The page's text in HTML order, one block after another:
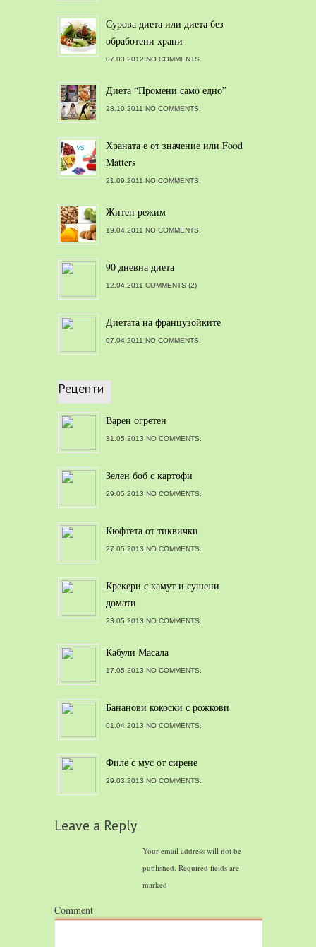
Сурова диета или диета без
обработени храни
07.03.2012 NO COMMENTS.
Диета “Промени само едно”
28.10.2011 NO COMMENTS.
Храната е от значение или Food
Matters
21.09.2011 NO COMMENTS.
Житен режим
19.04.2011 NO COMMENTS.
90 дневна диета
12.04.2011 COMMENTS (2)
Диетата на французойките
07.04.2011 NO COMMENTS.
Рецепти
Варен огретен
31.05.2013 NO COMMENTS.
Зелен боб с картофи
29.05.2013 NO COMMENTS.
Кюфтета от тиквички
27.05.2013 NO COMMENTS.
Крекери с камут и сушени
домати
23.05.2013 NO COMMENTS.
Кабули Масала
17.05.2013 NO COMMENTS.
Бананови кокоски с рожкови
01.04.2013 NO COMMENTS.
Филе с мус от сирене
29.03.2013 NO COMMENTS.
Leave a Reply
Your email address will not be
published. Required fields are
marked
Comment